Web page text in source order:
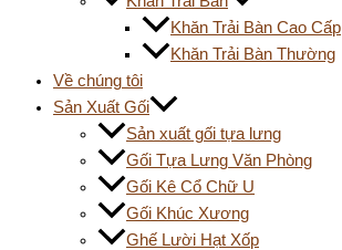
Khăn Trải Bàn Cao Cấp
Khăn Trải Bàn Thường
Về chúng tôi
Sản Xuất Gối
Sản xuất gối tựa lưng
Gối Tựa Lưng Văn Phòng
Gối Kê Cổ Chữ U
Gối Khúc Xương
Ghế Lười Hạt Xốp